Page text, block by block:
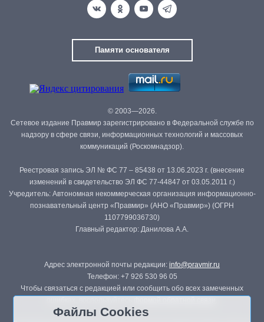
Памяти основателя
© 2003—2026.
Сетевое издание Правмир зарегистрировано в Федеральной службе по
надзору в сфере связи, информационных технологий и массовых
коммуникаций (Роскомнадзор).
Реестровая запись ЭЛ № ФС 77 – 85438 от 13.06.2023 г. (внесение
изменений в свидетельство ЭЛ ФС 77-44847 от 03.05.2011 г.)
Учредитель: Автономная некоммерческая организация информационно-
познавательный центр «Правмир» (АНО «Правмир») (ОГРН
1107799036730)
Главный редактор: Данилова А.А.
Адрес электронной почты редакции: info@pravmir.ru
Телефон: +7 926 530 96 05
Чтобы связаться с редакцией или сообщить обо всех замеченных
Файлы Cookies